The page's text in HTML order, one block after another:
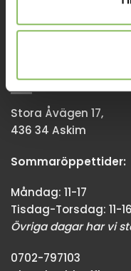
GÖTEBORG
Stora Åvägen 17,
436 34 Askim
Sommaröppettider:
Måndag: 11-17
Tisdag-Torsdag: 11-16
Övriga dagar har vi
0702-797103